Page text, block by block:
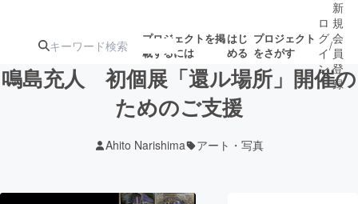
プロジェクトを掲
載するには
はじ
める
プロジェクト
をさがす
ターン
ジェクト
募集終了が近いプ
ロジェクト
ロ
グ
イ
ン
/
新
規
会
員
登
録
鳴島充人 初個展「還ル場所」開催の
ためのご支援
Ahito Narishima アート・写真